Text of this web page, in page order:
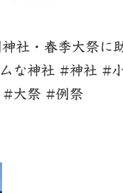
社・春季大祭に
な神社 #神社 #
#大祭 #例祭